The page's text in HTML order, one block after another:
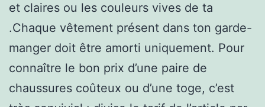
et claires ou les couleurs vives de ta
.Chaque vêtement présent dans ton garde-
manger doit être amorti uniquement. Pour
connaître le bon prix d’une paire de
chaussures coûteux ou d’une toge, c’est